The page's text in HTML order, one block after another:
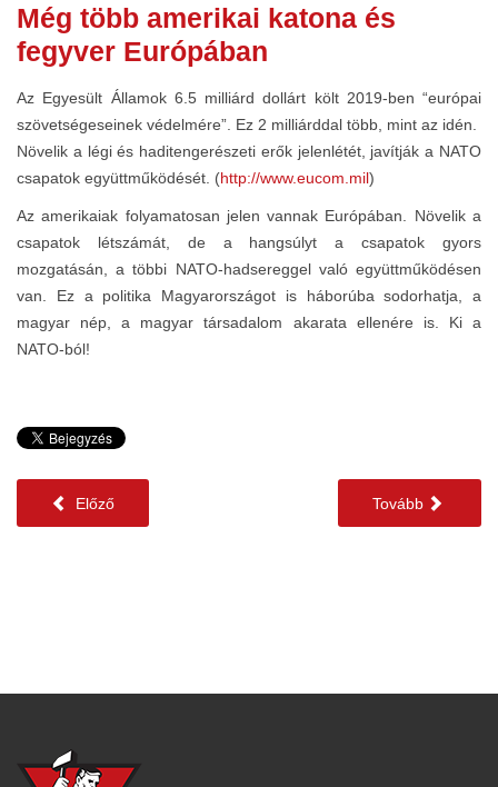
Még több amerikai katona és
fegyver Európában
Az Egyesült Államok 6.5 milliárd dollárt költ 2019-ben “európai
szövetségeseinek védelmére”. Ez 2 milliárddal több, mint az idén.
Növelik a légi és haditengerészeti erők jelenlétét, javítják a NATO
csapatok együttműködését. (http://www.eucom.mil)
Az amerikaiak folyamatosan jelen vannak Európában. Növelik a
csapatok létszámát, de a hangsúlyt a csapatok gyors
mozgatásán, a többi NATO-hadsereggel való együttműködésen
van. Ez a politika Magyarországot is háborúba sodorhatja, a
magyar nép, a magyar társadalom akarata ellenére is. Ki a
NATO-ból!
Előző Tovább